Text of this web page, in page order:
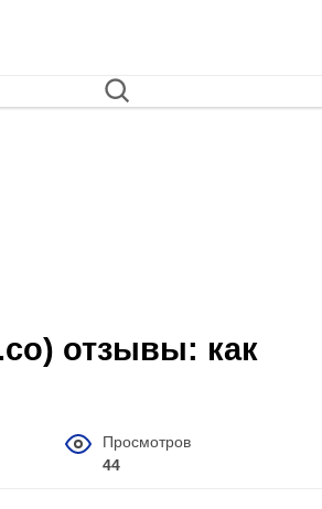
отзывы: как
Просмотров
44